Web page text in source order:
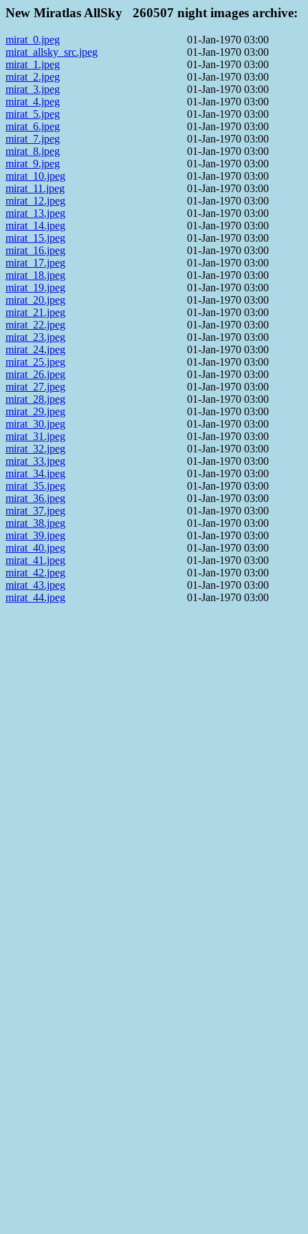
New Miratlas AllSky 260507 night images archive:
mirat_0.jpeg
01-Jan-1970 03:00
mirat_allsky_src.jpeg
01-Jan-1970 03:00
mirat_1.jpeg
01-Jan-1970 03:00
mirat_2.jpeg
01-Jan-1970 03:00
mirat_3.jpeg
01-Jan-1970 03:00
mirat_4.jpeg
01-Jan-1970 03:00
mirat_5.jpeg
01-Jan-1970 03:00
mirat_6.jpeg
01-Jan-1970 03:00
mirat_7.jpeg
01-Jan-1970 03:00
mirat_8.jpeg
01-Jan-1970 03:00
mirat_9.jpeg
01-Jan-1970 03:00
mirat_10.jpeg
01-Jan-1970 03:00
mirat_11.jpeg
01-Jan-1970 03:00
mirat_12.jpeg
01-Jan-1970 03:00
mirat_13.jpeg
01-Jan-1970 03:00
mirat_14.jpeg
01-Jan-1970 03:00
mirat_15.jpeg
01-Jan-1970 03:00
mirat_16.jpeg
01-Jan-1970 03:00
mirat_17.jpeg
01-Jan-1970 03:00
mirat_18.jpeg
01-Jan-1970 03:00
mirat_19.jpeg
01-Jan-1970 03:00
mirat_20.jpeg
01-Jan-1970 03:00
mirat_21.jpeg
01-Jan-1970 03:00
mirat_22.jpeg
01-Jan-1970 03:00
mirat_23.jpeg
01-Jan-1970 03:00
mirat_24.jpeg
01-Jan-1970 03:00
mirat_25.jpeg
01-Jan-1970 03:00
mirat_26.jpeg
01-Jan-1970 03:00
mirat_27.jpeg
01-Jan-1970 03:00
mirat_28.jpeg
01-Jan-1970 03:00
mirat_29.jpeg
01-Jan-1970 03:00
mirat_30.jpeg
01-Jan-1970 03:00
mirat_31.jpeg
01-Jan-1970 03:00
mirat_32.jpeg
01-Jan-1970 03:00
mirat_33.jpeg
01-Jan-1970 03:00
mirat_34.jpeg
01-Jan-1970 03:00
mirat_35.jpeg
01-Jan-1970 03:00
mirat_36.jpeg
01-Jan-1970 03:00
mirat_37.jpeg
01-Jan-1970 03:00
mirat_38.jpeg
01-Jan-1970 03:00
mirat_39.jpeg
01-Jan-1970 03:00
mirat_40.jpeg
01-Jan-1970 03:00
mirat_41.jpeg
01-Jan-1970 03:00
mirat_42.jpeg
01-Jan-1970 03:00
mirat_43.jpeg
01-Jan-1970 03:00
mirat_44.jpeg
01-Jan-1970 03:00